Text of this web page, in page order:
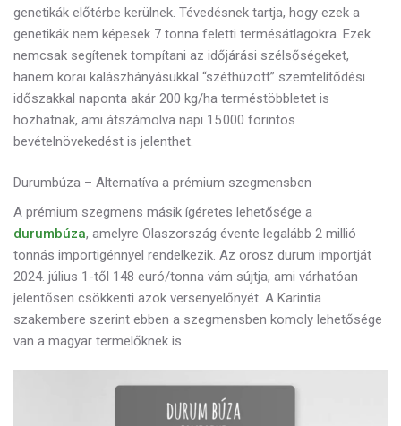
genetikák előtérbe kerülnek. Tévedésnek tartja, hogy ezek a
genetikák nem képesek 7 tonna feletti termésátlagokra. Ezek
nemcsak segítenek tompítani az időjárási szélsőségeket,
hanem korai kalászhányásukkal “széthúzott” szemtelítődési
időszakkal naponta akár 200 kg/ha terméstöbbletet is
hozhatnak, ami átszámolva napi 15 000 forintos
bevételnövekedést is jelenthet.
Durumbúza – Alternatíva a prémium szegmensben
A prémium szegmens másik ígéretes lehetősége a
durumbúza, amelyre Olaszország évente legalább 2 millió
tonnás importigénnyel rendelkezik. Az orosz durum importját
2024. július 1-től 148 euró/tonna vám sújtja, ami várhatóan
jelentősen csökkenti azok versenyelőnyét. A Karintia
szakembere szerint ebben a szegmensben komoly lehetősége
van a magyar termelőknek is.